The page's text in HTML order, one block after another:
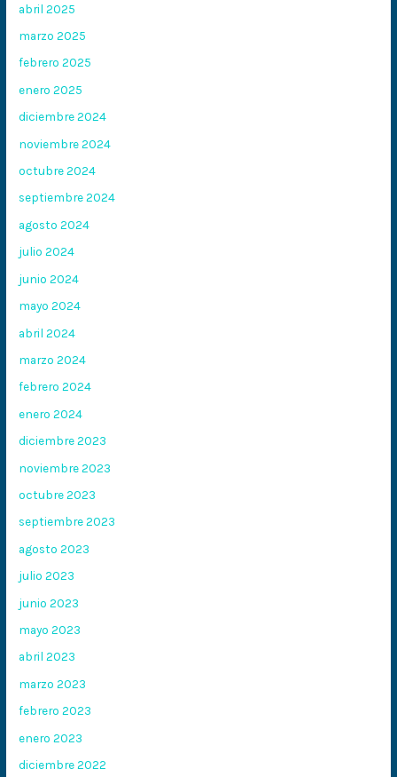
abril 2025
marzo 2025
febrero 2025
enero 2025
diciembre 2024
noviembre 2024
octubre 2024
septiembre 2024
agosto 2024
julio 2024
junio 2024
mayo 2024
abril 2024
marzo 2024
febrero 2024
enero 2024
diciembre 2023
noviembre 2023
octubre 2023
septiembre 2023
agosto 2023
julio 2023
junio 2023
mayo 2023
abril 2023
marzo 2023
febrero 2023
enero 2023
diciembre 2022